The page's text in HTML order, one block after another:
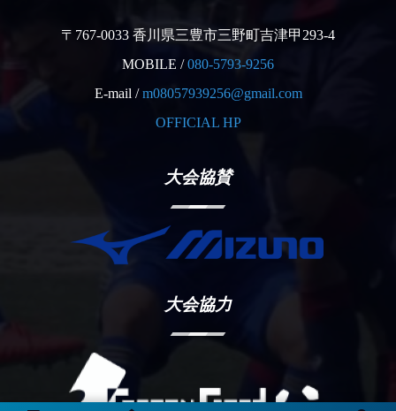
〒767-0033 香川県三豊市三野町吉津甲293-4
MOBILE /080-5793-9256
E-mail /m08057939256@gmail.com
OFFICIAL HP
大会協賛
大会協力